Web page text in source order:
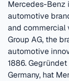
Mercedes-Benz
automotive
and commercial
Group AG, the
automotive
1886.Gegründet
Germany, hat